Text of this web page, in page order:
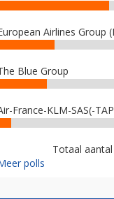
Airlines Group
Blue Group
France-KLM-SAS(-
Totaal
polls